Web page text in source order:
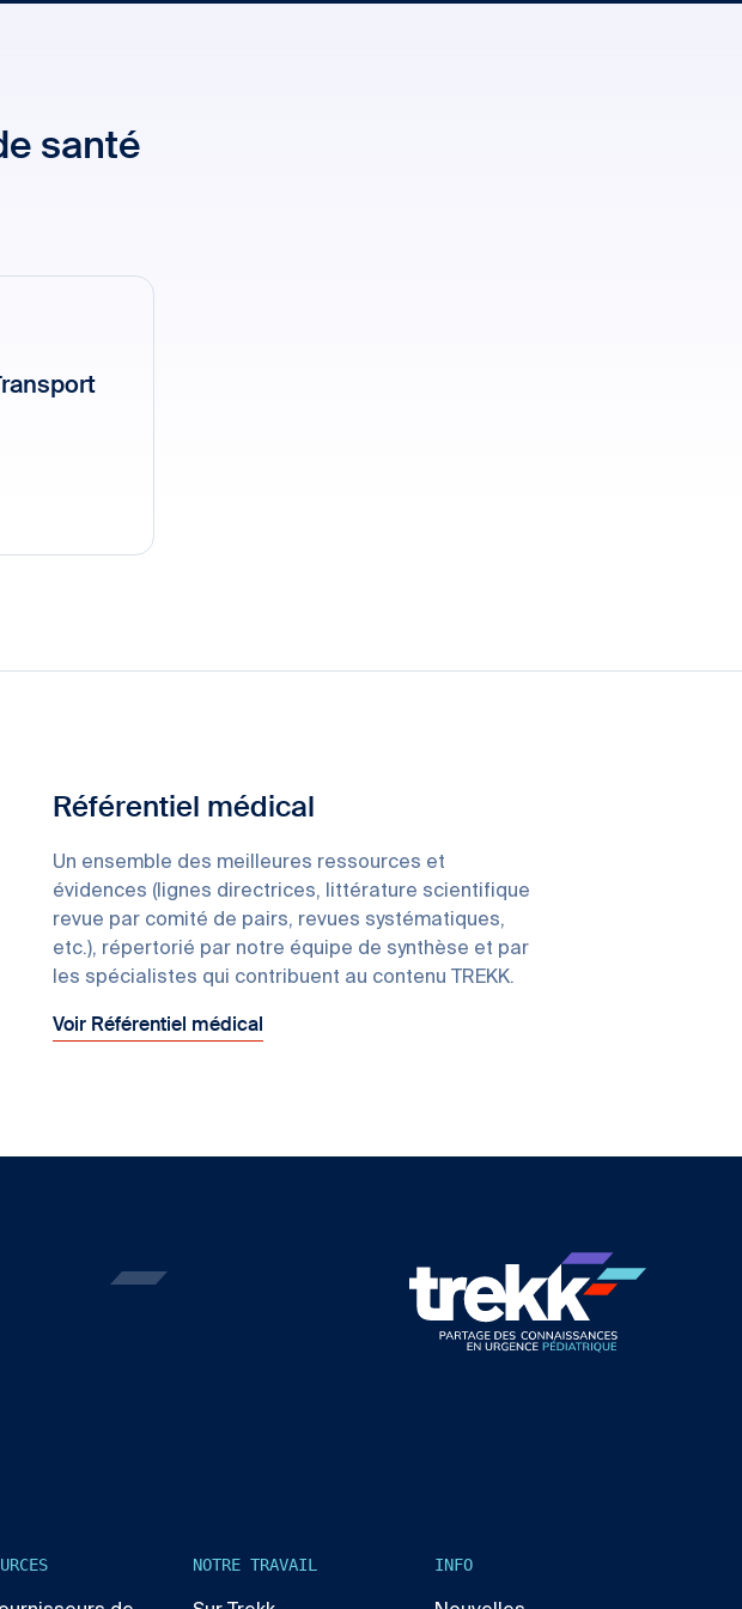
santé
Référentiel médical
Un ensemble des meilleures ressources et
évidences (lignes directrices, littérature scientifique
revue par comité de pairs, revues systématiques,
etc.), répertorié par notre équipe de synthèse et par
les spécialistes qui contribuent au contenu TREKK.
Voir Référentiel médical
NOTRE TRAVAIL INFO